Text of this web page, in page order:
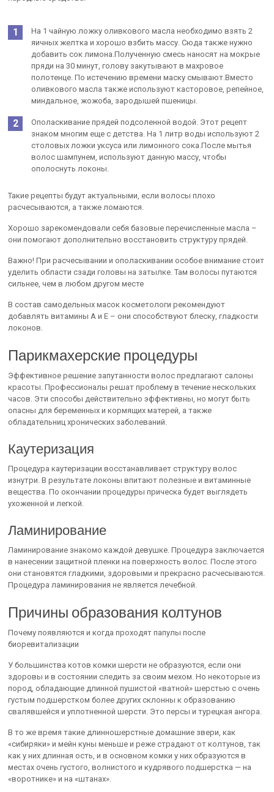
На 1 чайную ложку оливкового масла необходимо взять 2
яичных желтка и хорошо взбить массу. Сюда также нужно
добавить сок лимона.Полученную смесь наносят на мокрые
пряди на 30 минут, голову закутывают в махровое
полотенце. По истечению времени маску смывают.Вместо
оливкового масла также используют касторовое, репейное,
миндальное, жожоба, зародышей пшеницы.
Ополаскивание прядей подсоленной водой. Этот рецепт
знаком многим еще с детства. На 1 литр воды используют 2
столовых ложки уксуса или лимонного сока.После мытья
волос шампунем, используют данную массу, чтобы
ополоснуть локоны.
Такие рецепты будут актуальными, если волосы плохо
расчесываются, а также ломаются.
Хорошо зарекомендовали себя базовые перечисленные масла –
они помогают дополнительно восстановить структуру прядей.
Важно! При расчесывании и ополаскивании особое внимание стоит
уделить области сзади головы на затылке. Там волосы путаются
сильнее, чем в любом другом месте
В состав самодельных масок косметологи рекомендуют
добавлять витамины A и E – они способствуют блеску, гладкости
локонов.
Парикмахерские процедуры
Эффективное решение запутанности волос предлагают салоны
красоты. Профессионалы решат проблему в течение нескольких
часов. Эти способы действительно эффективны, но могут быть
опасны для беременных и кормящих матерей, а также
обладательниц хронических заболеваний.
Каутеризация
Процедура каутеризации восстанавливает структуру волос
изнутри. В результате локоны впитают полезные и витаминные
вещества. По окончании процедуры прическа будет выглядеть
ухоженной и легкой.
Ламинирование
Ламинирование знакомо каждой девушке. Процедура заключается
в нанесении защитной пленки на поверхность волос. После этого
они становятся гладкими, здоровыми и прекрасно расчесываются.
Процедура ламинирования не является лечебной.
Причины образования колтунов
Почему появляются и когда проходят папулы после
биоревитализации
У большинства котов комки шерсти не образуются, если они
здоровы и в состоянии следить за своим мехом. Но некоторые из
пород, обладающие длинной пушистой «ватной» шерстью с очень
густым подшерстком более других склонны к образованию
свалявшейся и уплотненной шерсти. Это персы и турецкая ангора.
В то же время такие длинношерстные домашние звери, как
«сибиряки» и мейн куны меньше и реже страдают от колтунов, так
как у них длинная ость, и в основном комки у них образуются в
местах очень густого, волнистого и кудрявого подшерстка — на
«воротнике» и на «штанах».